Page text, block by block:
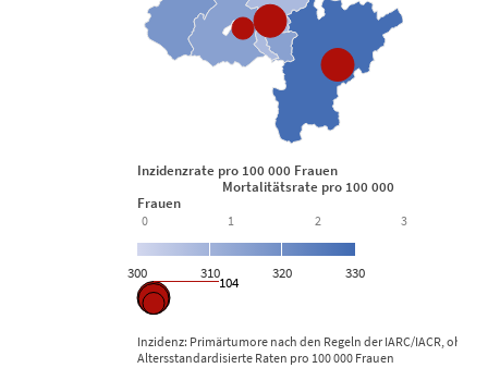
Inzidenz: Primärtumore nach den Regeln der IARC/IACR,
Altersstandardisierte Raten pro 100 000 Frauen
300 310 320 330
104
Inzidenzrate pro 100 000 Frauen
Mortalitätsrate pro 100 000
Frauen
0 1 2 3